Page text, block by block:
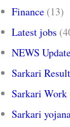
Finance (13)
Latest jobs
NEWS
Sarkari Result
Sarkari Work
Sarkari